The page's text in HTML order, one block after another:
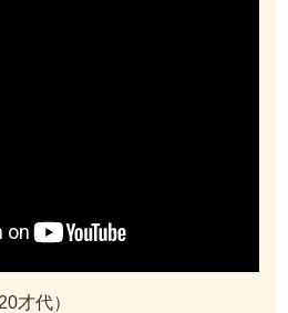
才代）